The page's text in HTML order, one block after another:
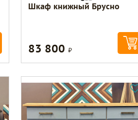
Шкаф книжный Брусно
83 800 Р